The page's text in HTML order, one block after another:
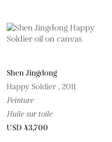
Shen Jingdong
Happy Soldier , 2011
Peinture
Huile sur toile
USD 43,700